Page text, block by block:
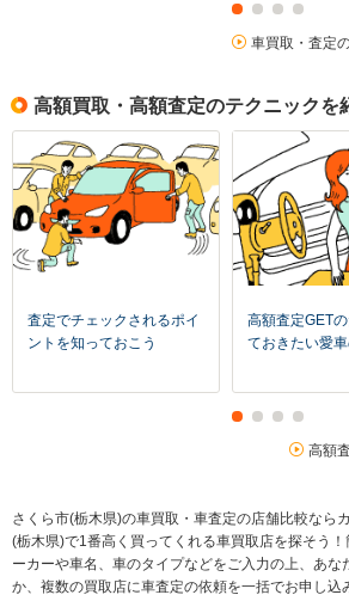
車買取・査定
高額買取・高額査定のテクニックを
査定でチェックされるポイ
ントを知っておこう
高額査定GET
ておきたい愛
高額
さくら市(栃木県)の車買取・車査定の店舗比較なら
(栃木県)で1番高く買ってくれる車買取店を探そう
ーカーや車名、車のタイプなどをご入力の上、あな
か、複数の買取店に車査定の依頼を一括でお申し込